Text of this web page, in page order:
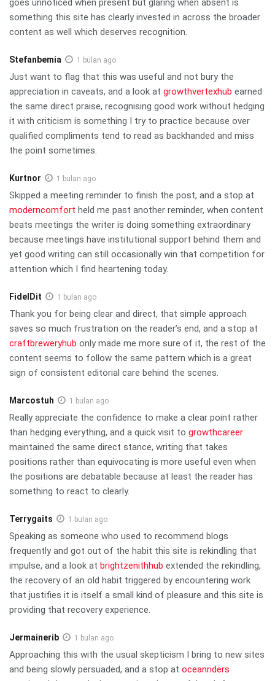
something this site has clearly invested in across the broader
content as well which deserves recognition.
Stefanbemia 1 bulan ago
Just want to flag that this was useful and not bury the
appreciation in caveats, and a look at growthvertexhub earned
the same direct praise, recognising good work without hedging
it with criticism is something I try to practice because over
qualified compliments tend to read as backhanded and miss
the point sometimes.
Kurtnor 1 bulan ago
Skipped a meeting reminder to finish the post, and a stop at
moderncomfort held me past another reminder, when content
beats meetings the writer is doing something extraordinary
because meetings have institutional support behind them and
yet good writing can still occasionally win that competition for
attention which I find heartening today.
FidelDit 1 bulan ago
Thank you for being clear and direct, that simple approach
saves so much frustration on the reader’s end, and a stop at
craftbreweryhub only made me more sure of it, the rest of the
content seems to follow the same pattern which is a great
sign of consistent editorial care behind the scenes.
Marcostuh 1 bulan ago
Really appreciate the confidence to make a clear point rather
than hedging everything, and a quick visit to growthcareer
maintained the same direct stance, writing that takes
positions rather than equivocating is more useful even when
the positions are debatable because at least the reader has
something to react to clearly.
Terrygaits 1 bulan ago
Speaking as someone who used to recommend blogs
frequently and got out of the habit this site is rekindling that
impulse, and a look at brightzenithhub extended the rekindling,
the recovery of an old habit triggered by encountering work
that justifies it is itself a small kind of pleasure and this site is
providing that recovery experience.
Jermainerib 1 bulan ago
Approaching this with the usual skepticism I bring to new sites
and being slowly persuaded, and a stop at oceanriders